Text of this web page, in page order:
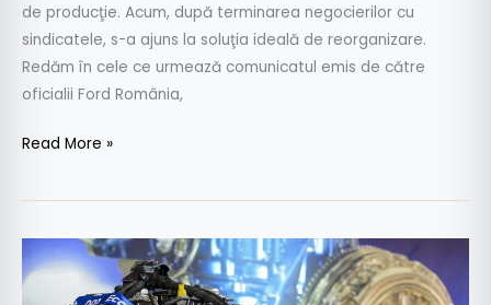
de producţie. Acum, după terminarea negocierilor cu
sindicatele, s-a ajuns la soluţia ideală de reorganizare.
Redăm în cele ce urmează comunicatul emis de către
oficialii Ford România,
Read More »
Ford
EcoBoost